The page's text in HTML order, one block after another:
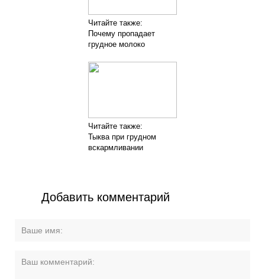
Читайте также:
Почему пропадает
грудное молоко
Читайте также:
Тыква при грудном
вскармливании
Добавить комментарий